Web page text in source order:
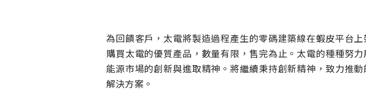
為回饋客戶，太電將製造過程產生的零碼建築線在蝦皮平台
購買太電的優質產品，數量有限，售完為止。太電的種種努
能源市場的創新與進取精神。將繼續秉持創新精神，致力推
解決方案。